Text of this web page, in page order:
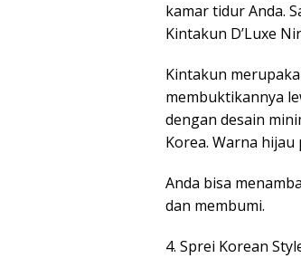
kamar tidur Anda.
Kintakun D’Luxe
Kintakun
membuktikannya
dengan desain
Korea. Warna
Anda bisa
dan membumi.
4. Sprei Korean